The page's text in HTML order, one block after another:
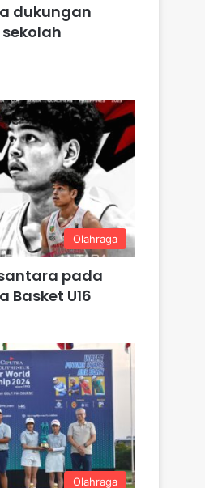
dukungan
Olahraga
pada
Basket U16
Olahraga